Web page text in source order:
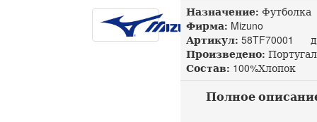
Назначение: Футболка
Фирма: Mizuno
Артикул: 58TF70001
Произведено:
Состав: 100%Хлопок
Полное описание